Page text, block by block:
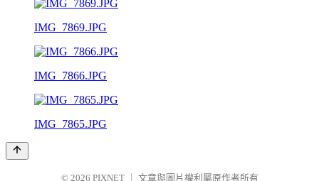
IMG_7869.JPG
IMG_7866.JPG
IMG_7865.JPG
© 2026 PIXNET 文章與圖片權利屬原作者所有